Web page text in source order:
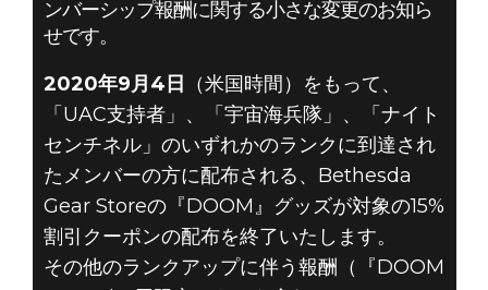
DOOM® Eternal
2020年9月02日
ンバーシップ報酬に関する小さな変更のお知ら
せです。
2020年9月4日
（米国時間）をもって、
「UAC支持者」、「宇宙海兵隊」、「ナイト
センチネル」のいずれかのランクに到達され
たメンバーの方に配布される、Bethesda
Gear Storeの『DOOM』グッズが対象の15%
割引クーポンの配布を終了いたします。
その他のランクアップに伴う報酬（『DOOM